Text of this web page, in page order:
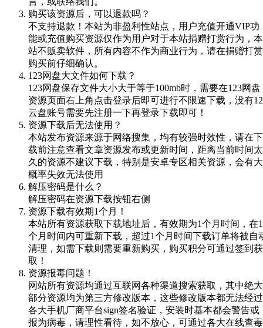
购买该资源后，可以退款吗？
不支持退款！本站为非盈利性站点，用户充值开通VIP功
能或充值购买资源仅作为用户对于本站捐赠打赏行为，本
站不贩卖软件，所有内容不作为商业行为，请在捐赠打赏
购买前仔细确认。
123网盘大文件如何下载？
123网盘保存文件大小大于等于100mb时，需要在123网盘
资源页面右上角点击登录后即可进行不限速下载，没有
云盘账号需要先注册一下再登录下载即可！
资源下载后无法使用？
本站发布资源来源于网络搜集，均有较强时效性，请在下
载前注意查看文章资源发布或更新时间，距离当前时间太
久的资源不建议下载，特别是安卓专区相关资源，会有大
概率失效无法使用
解压密码是什么？
解压密码在资源下载按钮右侧
资源下载有效期1个月！
本站所有资源获取下载地址后，有效期为1个月时间，在1
个月时间内可重新下载，超过1个月时间下载订单将被自
清理，如需下载则需要重新购买，购买积分可通过签到获
取！
资源报毒问题！
网站所有资源均通过互联网各种渠道搜索获取，其中绝大
部分资源均为第三方修改版本，这些修改版本都无法经过
各大手机厂商平台sign签名验证，安装时基本都会警告或
报为病毒，请理性看待，如不放心，可通过各大在线查毒